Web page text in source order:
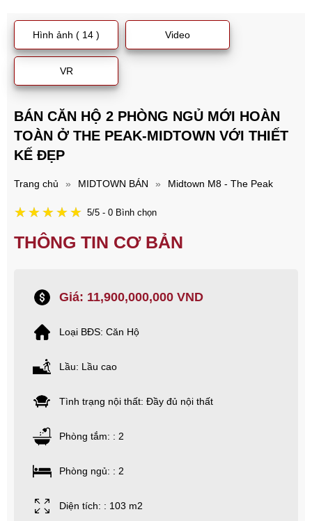
Hình ảnh ( 14 ) Video
VR
BÁN CĂN HỘ 2 PHÒNG NGỦ MỚI HOÀN
TOÀN Ở THE PEAK-MIDTOWN VỚI THIẾT
KẾ ĐẸP
Trang chủ » MIDTOWN BÁN » Midtown M8 - The Peak
5/5 - 0 Bình chọn
THÔNG TIN CƠ BẢN
Giá: 11,900,000,000 VND
Loại BĐS: Căn Hộ
Lầu: Lầu cao
Tình trạng nội thất: Đầy đủ nội thất
Phòng tắm: : 2
Phòng ngủ: : 2
Diện tích: : 103 m2